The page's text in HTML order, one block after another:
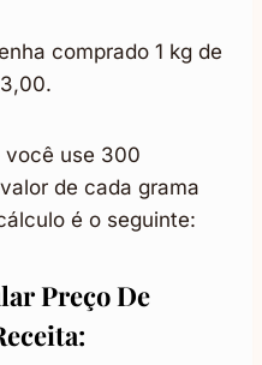
comprado 1 kg de
você use 300
de cada grama
é o seguinte:
Preço De